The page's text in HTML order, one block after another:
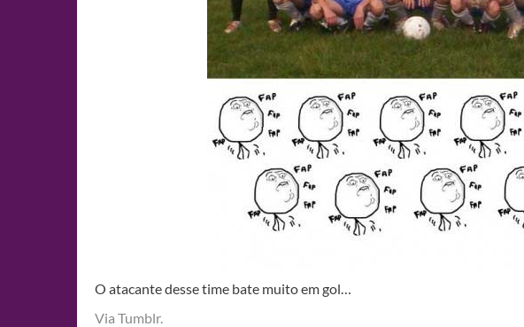
O atacante desse time bate muito em gol…
Via Tumblr.